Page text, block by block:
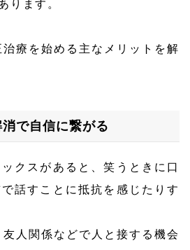
ります。
療を始める主なメリットを解
で自信に繋がる
クスがあると、笑うときに口
話すことに抵抗を感じたりす
人関係などで人と接する機会